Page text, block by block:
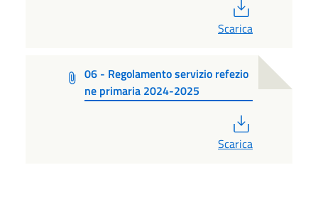
Scarica
06 - Regolamento servizio refezio
ne primaria 2024-2025
Scarica